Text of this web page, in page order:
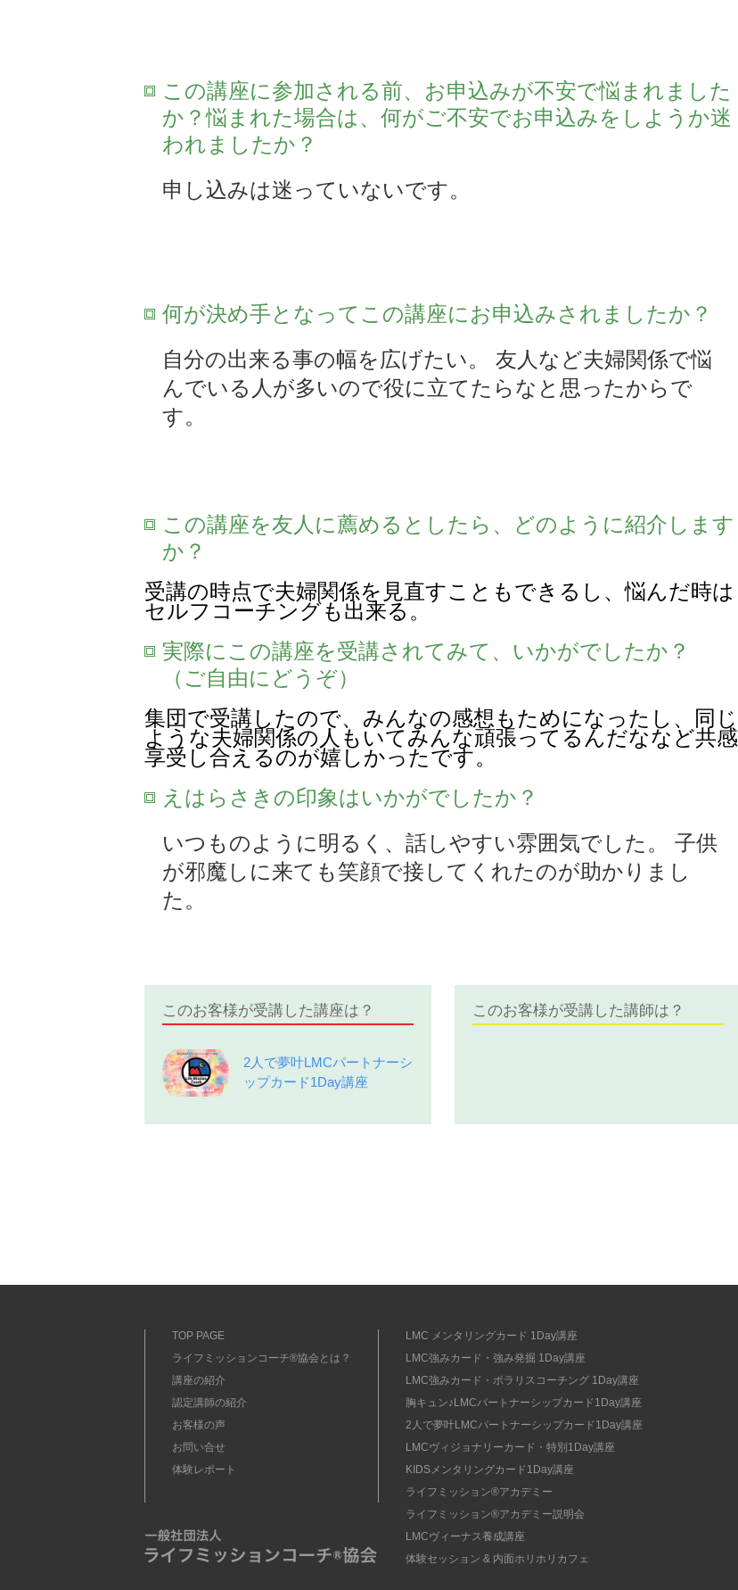
この講座に参加される前、お申込みが不安で悩まれました
か？悩まれた場合は、何がご不安でお申込みをしようか迷
われましたか？
申し込みは迷っていないです。
何が決め手となってこの講座にお申込みされましたか？
自分の出来る事の幅を広げたい。 友人など夫婦関係で悩
んでいる人が多いので役に立てたらなと思ったからで
す。
この講座を友人に薦めるとしたら、どのように紹介します
か？
受講の時点で夫婦関係を見直すこともできるし、悩んだ時は
セルフコーチングも出来る。
実際にこの講座を受講されてみて、いかがでしたか？
（ご自由にどうぞ）
集団で受講したので、みんなの感想もためになったし、同じ
ような夫婦関係の人もいてみんな頑張ってるんだななど共感
享受し合えるのが嬉しかったです。
えはらさきの印象はいかがでしたか？
いつものように明るく、話しやすい雰囲気でした。 子供
が邪魔しに来ても笑顔で接してくれたのが助かりまし
た。
このお客様が受講した講座は？
2人で夢叶LMCパートナーシ
ップカード1Day講座
このお客様が受講した講師は？
TOP PAGE
ライフミッションコーチ®協会とは？
講座の紹介
認定講師の紹介
お客様の声
お問い合せ
体験レポート
LMC メンタリングカード 1Day講座
LMC強みカード・強み発掘 1Day講座
LMC強みカード・ポラリスコーチング 1Day講座
胸キュン♪LMCパートナーシップカード1Day講座
2人で夢叶LMCパートナーシップカード1Day講座
LMCヴィジョナリーカード・特別1Day講座
KIDSメンタリングカード1Day講座
ライフミッション®︎アカデミー
ライフミッション®︎アカデミー説明会
LMCヴィーナス養成講座
体験セッション & 内面ホリホリカフェ